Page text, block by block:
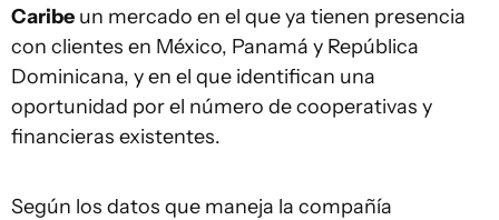
Caribe un mercado en el que ya tienen presencia
con clientes en México, Panamá y República
Dominicana, y en el que identifican una
oportunidad por el número de cooperativas y
financieras existentes.
Según los datos que maneja la compañía